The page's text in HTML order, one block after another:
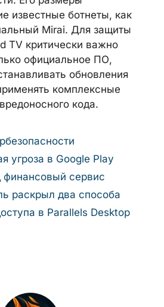
известные ботнеты, как
Mirai. Для защиты
TV критически важно
официальное ПО,
обновления
комплексные
кода.
угроза в Google Play
финансовый сервис
раскрыл два способа
в Parallels Desktop